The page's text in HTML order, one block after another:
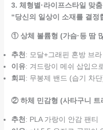
3. 체형별·라이프스타일 맞
“당신의 일상이 소재를 결정
① 상체 볼륨형 (가슴·등 땀
추천: 모달+그래핀 혼방 브라
이유: 겨드랑이 메쉬 삽입으
회피 : 무봉제 밴드 (습기 차
② 하체 민감형 (사타구니 트
추천: PLA 가랑이 안감 팬티